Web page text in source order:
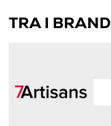
TRA I BRAND